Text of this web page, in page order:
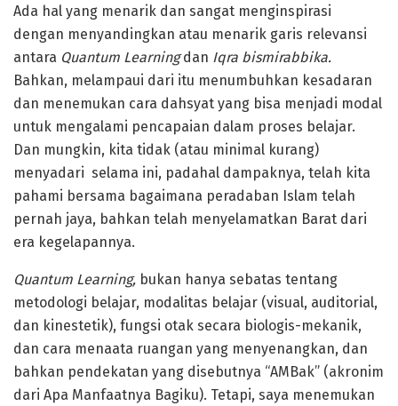
Ada hal yang menarik dan sangat menginspirasi
dengan menyandingkan atau menarik garis relevansi
antara Quantum Learningdan Iqra bismirabbika.
Bahkan, melampaui dari itu menumbuhkan kesadaran
dan menemukan cara dahsyat yang bisa menjadi modal
untuk mengalami pencapaian dalam proses belajar.
Dan mungkin, kita tidak (atau minimal kurang)
menyadari selama ini, padahal dampaknya, telah kita
pahami bersama bagaimana peradaban Islam telah
pernah jaya, bahkan telah menyelamatkan Barat dari
era kegelapannya.
Quantum Learning, bukan hanya sebatas tentang
metodologi belajar, modalitas belajar (visual, auditorial,
dan kinestetik), fungsi otak secara biologis-mekanik,
dan cara menaata ruangan yang menyenangkan, dan
bahkan pendekatan yang disebutnya “AMBak” (akronim
dari Apa Manfaatnya Bagiku). Tetapi, saya menemukan